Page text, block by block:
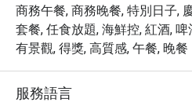
商務午餐, 商務晚餐, 特別日子,
套餐, 任食放題, 海鮮控, 紅酒,
有景觀, 得獎, 高質感, 午餐, 晚餐
服務語言